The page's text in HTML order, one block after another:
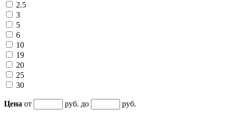
2.5
3
5
6
10
19
20
25
30
Цена от руб. до руб.